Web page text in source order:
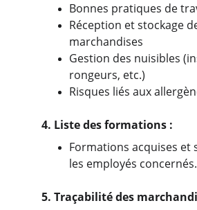
Bonnes pratiques de
Réception et stockage
marchandises
Gestion des nuisibles
rongeurs, etc.)
Risques liés aux
4. Liste des formations :
Formations acquises et
les employés concernés.
5. Traçabilité des